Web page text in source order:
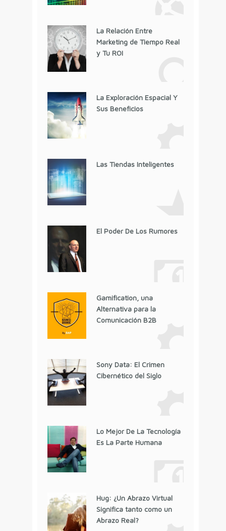
La Relación Entre
Marketing de Tiempo Real
y Tu ROI
La Exploración Espacial Y
Sus Beneficios
Las Tiendas Inteligentes
El Poder De Los Rumores
Gamification, una
Alternativa para la
Comunicación B2B
Sony Data: El Crimen
Cibernético del Siglo
Lo Mejor De La Tecnología
Es La Parte Humana
Hug: ¿Un Abrazo Virtual
Significa tanto como un
Abrazo Real?